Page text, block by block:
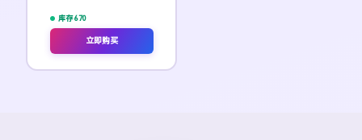
库存 670
立即购买